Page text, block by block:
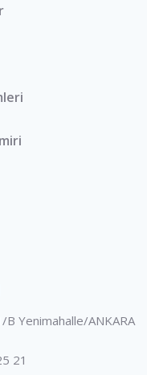
B Yenimahalle/ANKARA
21